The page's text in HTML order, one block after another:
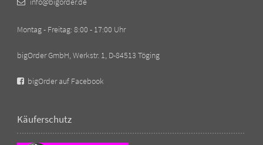
Montag - Freitag: 8:00 - 17:00 Uhr
bigOrder GmbH, Werkstr. 1, D-84513 Töging
bigOrder auf Facebook
Käuferschutz